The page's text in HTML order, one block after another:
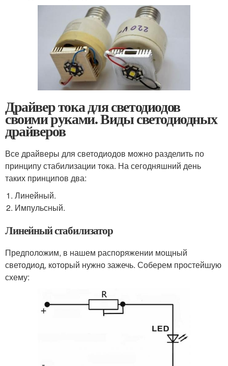
Драйвер тока для светодиодов
своими руками. Виды светодиодных
драйверов
Все драйверы для светодиодов можно разделить по
принципу стабилизации тока. На сегодняшний день
таких принципов два:
Линейный.
Импульсный.
Линейный стабилизатор
Предположим, в нашем распоряжении мощный
светодиод, который нужно зажечь. Соберем простейшую
схему: